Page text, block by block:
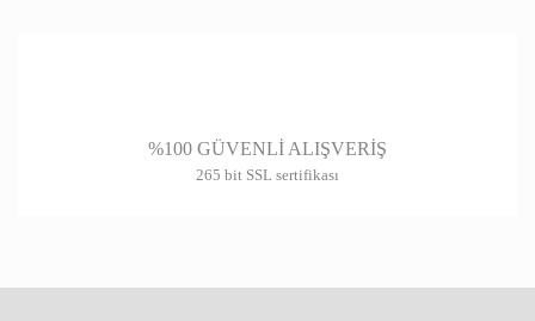
%100 GÜVENLİ ALIŞVERİŞ
265 bit SSL sertifikası